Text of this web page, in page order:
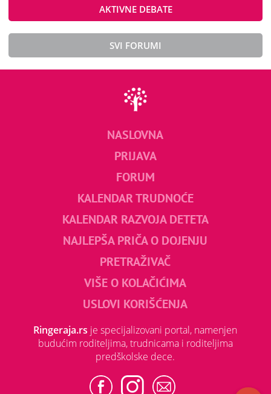
AKTIVNE DEBATE
SVI FORUMI
NASLOVNA
PRIJAVA
FORUM
KALENDAR TRUDNOĆE
KALENDAR RAZVOJA DETETA
NAJLEPŠA PRIČA O DOJENJU
PRETRAŽIVAČ
VIŠE O KOLAČIĆIMA
USLOVI KORIŠĆENJA
Ringeraja.rs je specijalizovani portal, namenjen
budućim roditeljima, trudnicama i roditeljima
predškolske dece.